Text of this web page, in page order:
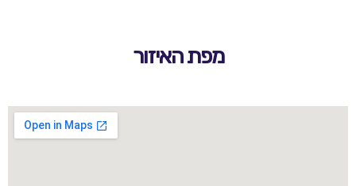
מפת האיזור